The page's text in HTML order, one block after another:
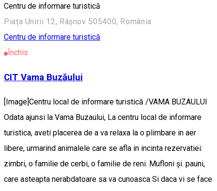
Centru de informare turistică
Piața Unirii 12, Râșnov 505400, România
Centru de informare turistică
Închis
CIT Vama Buzăului
[Image]Centru local de informare turistică /VAMA BUZAULUI
Odata ajunsi la Vama Buzaului, La centru local de informare
turistica, aveti placerea de a va relaxa la o plimbare in aer
libere, urmarind animalele care se afla in incinta rezervatiei:
zimbri, o familie de cerbi, o familie de reni. Mufloni și. pauni,
care asteapta nerabdatoare sa va cunoasca Si daca vi se face